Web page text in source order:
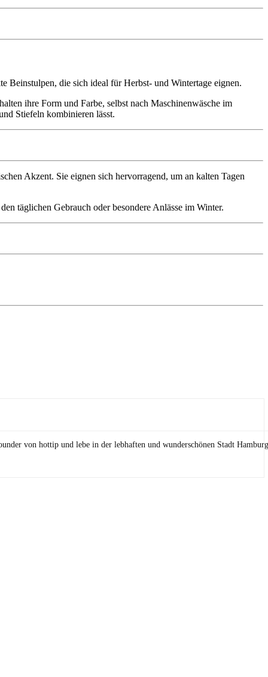
Beinstulpen, die sich ideal für Herbst- und Wintertage eignen.
ihre Form und Farbe, selbst nach Maschinenwäsche im
Stiefeln kombinieren lässt.
Akzent. Sie eignen sich hervorragend, um an kalten Tagen
täglichen Gebrauch oder besondere Anlässe im Winter.
von hottip und lebe in der lebhaften und wunderschönen Stadt